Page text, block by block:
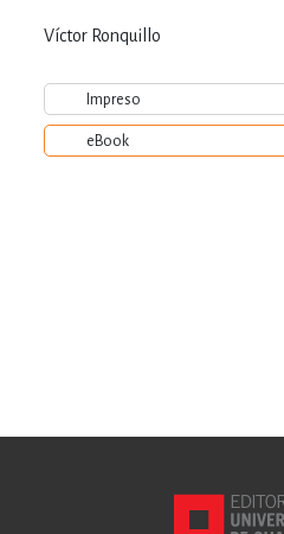
Víctor Ronquillo
Impreso
eBook